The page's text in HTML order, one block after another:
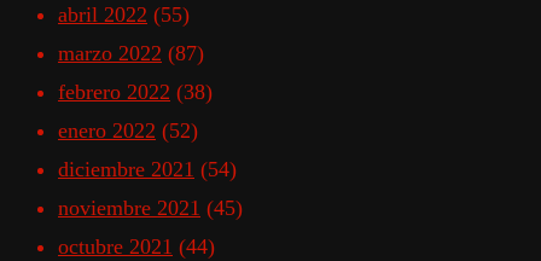
abril 2022 (55)
marzo 2022 (87)
febrero 2022 (38)
enero 2022 (52)
diciembre 2021 (54)
noviembre 2021 (45)
octubre 2021 (44)